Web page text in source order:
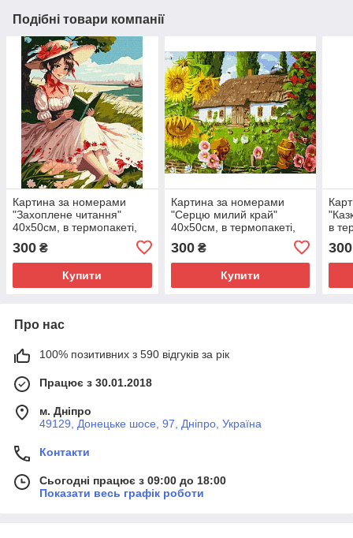
Подібні товари компанії
Картина за номерами
"Захоплене читання"
40х50см, в термопакеті,
300 ₴
Купити
Картина за номерами
"Серцю милий край"
40х50см, в термопакеті,
300₴
Купити
в
300
Про нас
100% позитивних з 590 відгуків за рік
Працює з 30.01.2018
м. Дніпро
49129, Донецьке шосе, 97, Дніпро, Україна
Контакти
Сьогодні працює з 09:00 до 18:00
Показати весь графік роботи